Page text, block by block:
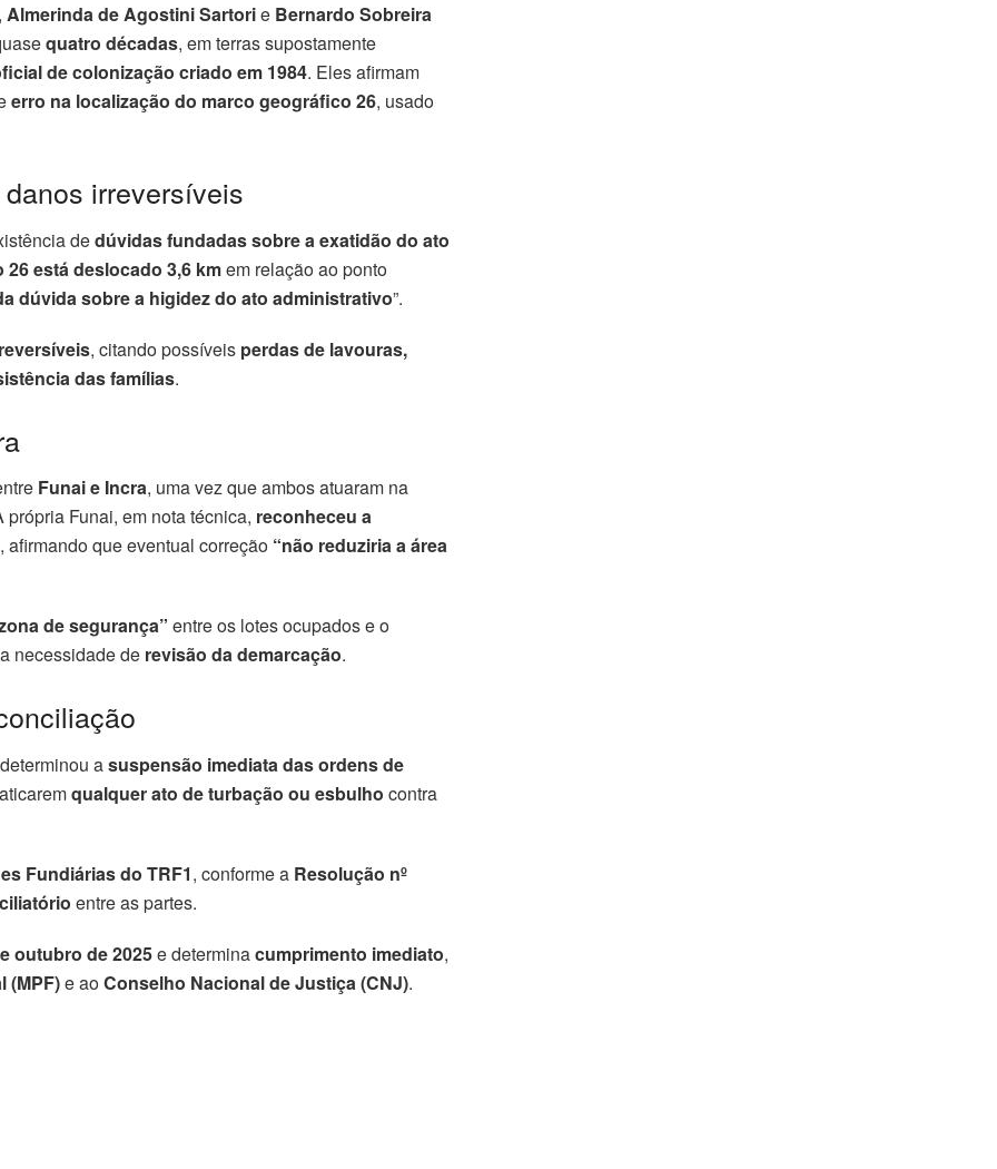
Almerinda de Agostini Sartorie Bernardo Sobreira
quatro décadas, em terras supostamente
de colonização criado em 1984. Eles afirmam
erro na localização do marco geográfico 26, usado
irreversíveis
dedúvidas fundadas sobre a exatidão do ato
26 está deslocado 3,6 kmem relação ao ponto
dúvida sobre a higidez do ato administrativo”.
, citando possíveis perdas de lavouras,
das famílias.
Funai e Incra, uma vez que ambos atuaram na
Funai, em nota técnica, reconheceu a
, afirmando que eventual correção “não reduziria a área
de segurança” entre os lotes ocupados e o
necessidade de revisão da demarcação.
asuspensão imediata das ordens de
qualquer ato de turbação ou esbulho contra
Fundiárias do TRF1, conforme a Resolução nº
entre as partes.
outubro de 2025e determinacumprimento imediato,
(MPF)e aoConselho Nacional de Justiça (CNJ).